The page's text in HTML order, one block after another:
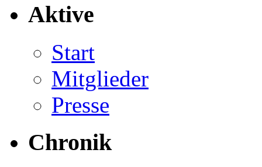
Aktive
Start
Mitglieder
Presse
Chronik